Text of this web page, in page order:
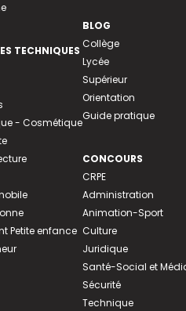
TECHNIQUES
- Cosmétique
Petite enfance
BLOG
Collège
Lycée
Supérieur
Orientation
Guide pratique
CONCOURS
CRPE
Administration
Animation-Sport
Culture
Juridique
Santé-Social et
Sécurité
Technique